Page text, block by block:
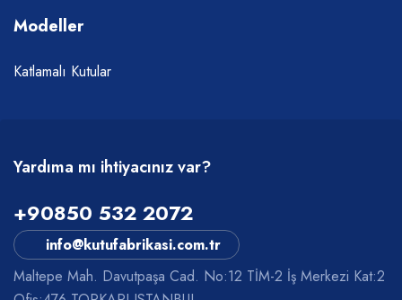
Modeller
Katlamalı Kutular
Yardıma mı ihtiyacınız var?
+90850 532 2072
info@kutufabrikasi.com.tr
Maltepe Mah. Davutpaşa Cad. No:12 TİM-2 İş Merkezi Kat:2